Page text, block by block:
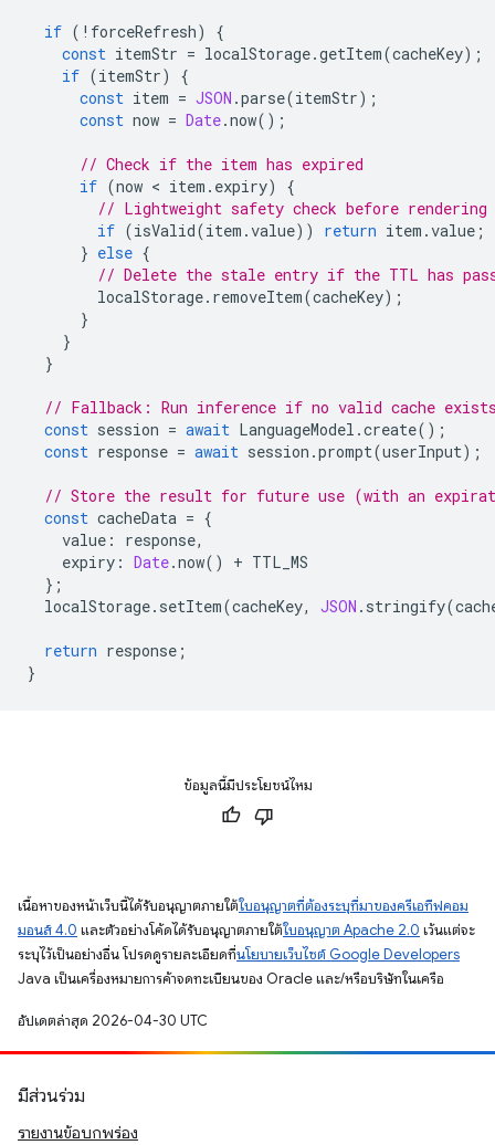
if ( ! forceRefresh)
{
const itemStr = localStorage.getItem(cacheKey);
if (itemStr)
{
const item = JSON .parse(itemStr);
const now = Date.now();
// Check if the item has expired
if (now < item . expiry)
{
// Lightweight safety check before rendering
if (isValid(item .value)) return item .value ;
} else {
// Delete the stale entry if the TTL has
localStorage. removeItem(cacheKey);
}
}
}
// Fallback: Run inference if no valid cache
const session = await LanguageModel .create();
const response = await session .prompt(userInput);
// Store the result for future use (with an
const cacheData = {
value : response,
expiry : Date.now() + TTL_MS
};
localStorage. setItem(cacheKey, JSON . stringify(
return response ;
}
ข้อมูลนี้มีประโยชน์ไหม
เนื้อหาของหน้าเว็บนี้ได้รับอนุญาตภายใต้ใบอนุญาตที่ต้องระบุที่มาของครีเอทีฟคอม
มอนส์ 4.0 และตัวอย่างโค้ดได้รับอนุญาตภายใต้ใบอนุญาต Apache 2.0 เว้นแต่จะ
ระบุไว้เป็นอย่างอื่น โปรดดูรายละเอียดที่นโยบายเว็บไซต์ Google Developers
Java เป็นเครื่องหมายการค้าจดทะเบียนของ Oracle และ/หรือบริษัทในเครือ
อัปเดตล่าสุด 2026-04-30 UTC
มีส่วนร่วม
รายงานข้อบกพร่อง